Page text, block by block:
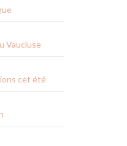
Vaucluse
cet été